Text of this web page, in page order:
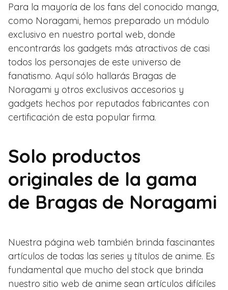
Para la mayoría de los fans del conocido manga,
como Noragami, hemos preparado un módulo
exclusivo en nuestro portal web, donde
encontrarás los gadgets más atractivos de casi
todos los personajes de este universo de
fanatismo. Aquí sólo hallarás Bragas de
Noragami y otros exclusivos accesorios y
gadgets hechos por reputados fabricantes con
certificación de esta popular firma.
Solo productos
originales de la gama
de Bragas de Noragami
Nuestra página web también brinda fascinantes
artículos de todas las series y títulos de anime. Es
fundamental que mucho del stock que brinda
nuestro sitio web de anime sean artículos difíciles